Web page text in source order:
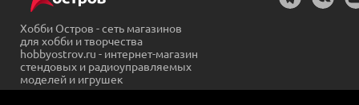
Хобби Остров - сеть магазинов
для хобби и творчества
hobbyostrov.ru - интернет-магазин
стендовых и радиоуправляемых
моделей и игрушек